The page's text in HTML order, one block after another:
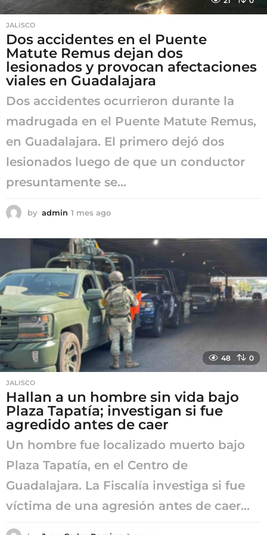
JALISCO
Dos accidentes en el Puente
Matute Remus dejan dos
lesionados y provocan afectaciones
viales en Guadalajara
Dos accidentes ocurrieron durante la
madrugada en el Puente Matute Remus,
en Guadalajara. El primero dejó dos
lesionados luego de que un conductor
presuntamente se...
by admin 1 mes ago
a
g
o
48 0
JALISCO
Hallan a un hombre sin vida bajo
Plaza Tapatía; investigan si fue
agredido antes de caer
Un hombre fue localizado muerto bajo
Plaza Tapatía, en el Centro de
Guadalajara. La Fiscalía investiga si fue
víctima de una agresión antes de caer...